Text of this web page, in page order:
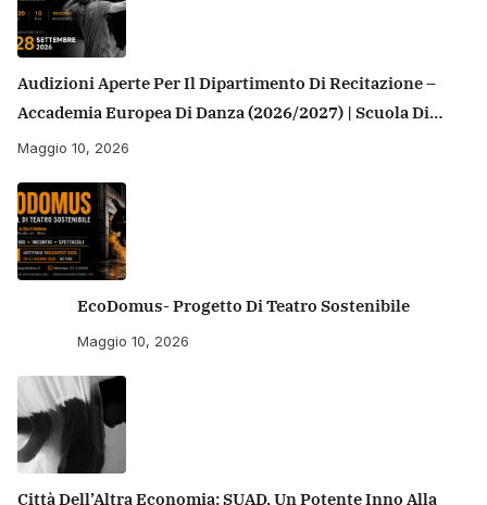
Audizioni Aperte Per Il Dipartimento Di Recitazione –
Accademia Europea Di Danza (2026/2027) | Scuola Di
Recitazione A Roma
Maggio 10, 2026
EcoDomus- Progetto Di Teatro Sostenibile
Maggio 10, 2026
Città Dell’Altra Economia: SUAD, Un Potente Inno Alla